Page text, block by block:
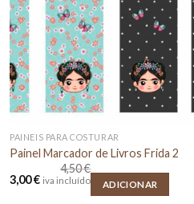
PAINEIS PARA COSTURAR
Painel Marcador de Livros Frida 2
4,50€
O
preço
3,00€Oiva incluído ADICIONAR